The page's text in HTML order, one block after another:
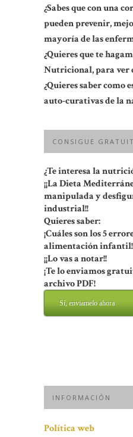
¿Sabes que con una
pueden prevenir,
mayoría de las
¿Quieres que te
Nutricional, para ver
¿Quieres saber como
auto-curativas de la
CONSIGUE
¿Te interesa la
¡¡La Dieta
manipulada y
industrial!!
Quieres saber:
¡Cuáles son los 5
alimentación infantil!
¡¡Lo vas a notar!!
¡Te lo enviamos
archivo PDF!
Sí, enviamelo ahora
INFORMACIÓN
Política web